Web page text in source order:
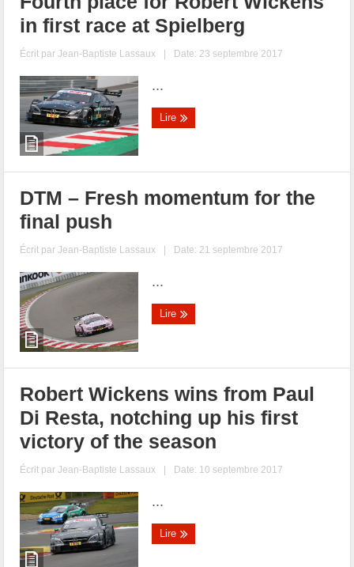
in first race at Spielberg
Écrit parJean-Baptiste Lassaux | Date: 23 septembre 2017
...
Lire
DTM – Fresh momentum for the
final push
Écrit parJean-Baptiste Lassaux | Date: 21 septembre 2017
...
Lire
Robert Wickens wins from Paul
Di Resta, notching up his first
victory of the season
Écrit parJean-Baptiste Lassaux | Date: 10 septembre 2017
...
Lire